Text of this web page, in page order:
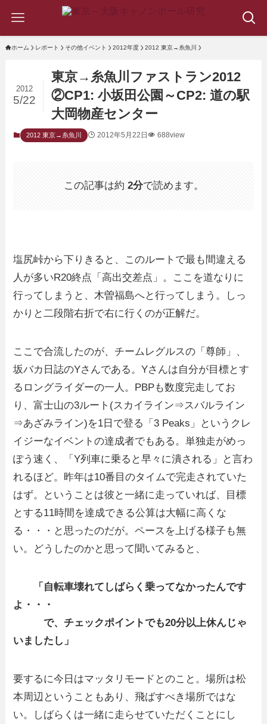
ホーム レポート その他イベント 2012年度 2012 東京→糸魚川
東京→糸魚川ファストラン2012
②CP1: 小坂田公園～CP2: 道の駅
大岡物産センター
2012
5/22
2012 東京→糸魚川 2012年5月22日 688view
この記事は約 2分で読めます。
塩尻峠から下りきると、このルートで最も間違える
人が多いR20終点「高出交差点」。ここを道なりに
行ってしまうと、木曽福島へと行ってしまう。しっ
かりと二段階右折で右に行くのが正解だ。
ここで合流したのが、チームレグルスの「尊師」、
坂バカ日誌のYさんである。Yさんは自分が目標とす
るロングライダーの一人。PBPも数度完走してお
り、富士山の3ルート(スカイライン⇒スバルライン
⇒あざみライン)を1日で登る「3 Peaks」というクレ
イジーなイベントの達成者でもある。単独走がめっ
ぽう速く、「Y列車に乗ると早々に潰される」と言わ
れるほど。昨年は10番目のタイムで完走されていた
はず。ということは彼と一緒に走っていれば、目標
とする11時間を達成できる公算は大幅に高くな
る・・・と思ったのだが。ペースを上げる様子も無
い。どうしたのかと思って聞いてみると、
「自転車壊れてしばらく乗ってなかったんです
よ・・・
で、チェックポイントでも20分以上休んじゃ
いましたし」
要するに今日はマッタリモードとのこと。場所は松
本周辺ということもあり、飛ばすべき場所ではな
い。しばらくは一緒に走らせていただくことにし